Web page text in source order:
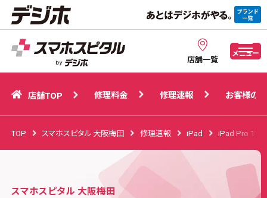
店舗一覧
メニュー
店舗TOP 修理速報 お客様の声
店舗TOP 修理料金 修理速報 お客様の声
TOP スマホスピタル 大阪梅田 修理速報 iPad iPad Pro 11（
スマホスピタル 大阪梅田